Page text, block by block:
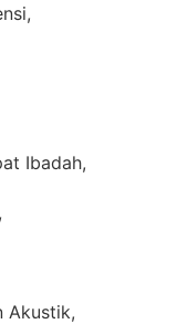
Ibadah,
Akustik,